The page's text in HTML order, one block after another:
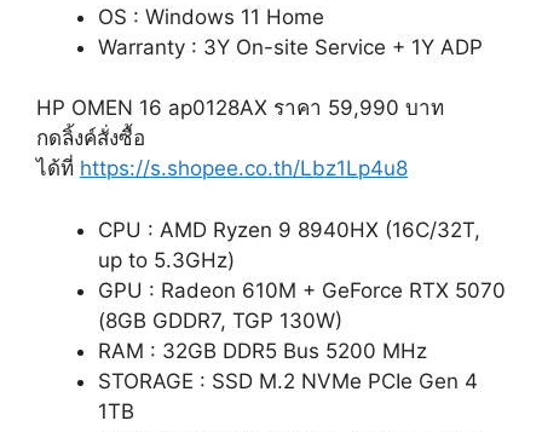
OS : Windows 11 Home
Warranty : 3Y On-site Service + 1Y ADP
HP OMEN 16 ap0128AX ราคา 59,990 บาท
กดลิ้งค์สั่งซื้อ
ได้ที่ https://s.shopee.co.th/Lbz1Lp4u8
CPU : AMD Ryzen 9 8940HX (16C/32T,
up to 5.3GHz)
GPU : Radeon 610M + GeForce RTX 5070
(8GB GDDR7, TGP 130W)
RAM : 32GB DDR5 Bus 5200 MHz
STORAGE : SSD M.2 NVMe PCIe Gen 4
1TB